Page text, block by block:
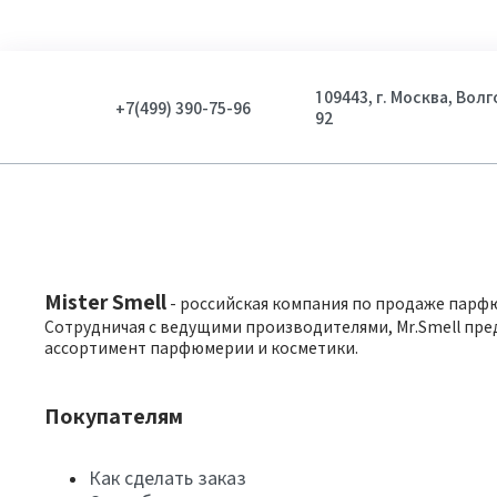
+7(499) 390-75-96
109443, г. Москва,
92
Mister Smell - российская компания по продаже
Сотрудничая с ведущими производителями, Mr.Smell
ассортимент парфюмерии и косметики.
Покупателям
Как сделать заказ